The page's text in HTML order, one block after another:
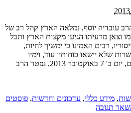
עובדיה יוסף, נמלאה הארץ קהל רב של
וצאן מרעיתו הגיעו מקצות הארץ ותבל
רבים האמינו כי ימשיך לחיות,
שלא יישאו כוחותיו עוד, וימיו
ספורים, כולם ציפו לבאות. היום, יום ב' 7 באוקטובר 2013, נפטר הרב
, מידע כללי, עדכונים וחדשות, פוסטים
תגובה